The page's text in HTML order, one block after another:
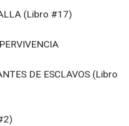
(Libro #17)
DE ESCLAVOS (Libro